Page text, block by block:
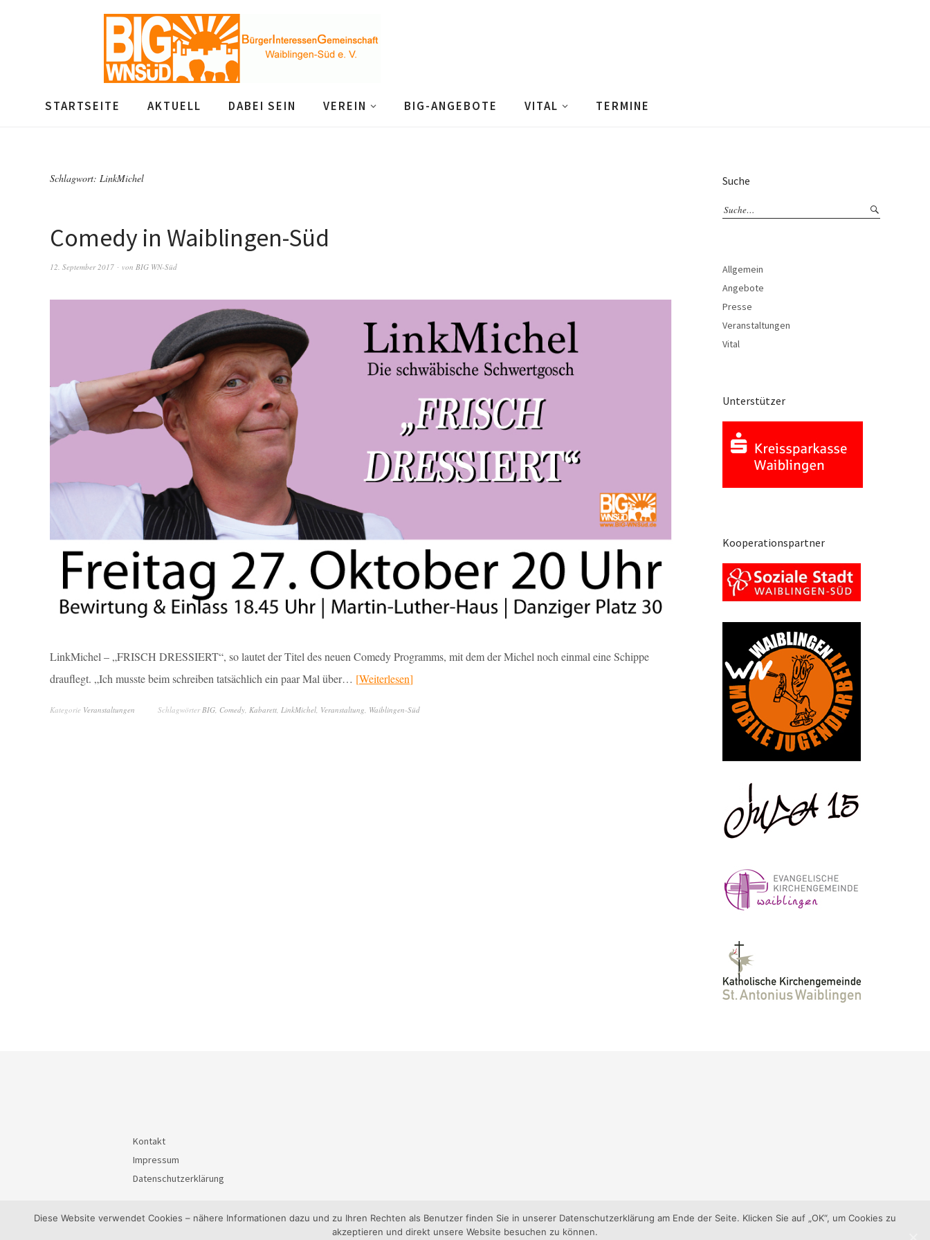
STARTSEITE AKTUELL DABEI SEIN VEREIN BIG-ANGEBOTE VITAL TERMINE
Schlagwort: LinkMichel
Comedy in Waiblingen-Süd
12. September 2017 von BIG WN-Süd
LinkMichel – „FRISCH DRESSIERT“, so lautet der Titel des neuen Comedy Programms, mit dem der Michel noch einmal eine Schippe
drauflegt. „Ich musste beim schreiben tatsächlich ein paar Mal über… Weiterlesen
Kategorie Veranstaltungen SchlagwörterBIG, Comedy, Kabarett, LinkMichel, Veranstaltung, Waiblingen-Süd
Suche
Allgemein
Angebote
Presse
Veranstaltungen
Vital
Unterstützer
Kooperationspartner
Kontakt
Impressum
Datenschutzerklärung
Diese Website verwendet Cookies – nähere Informationen dazu und zu Ihren Rechten als Benutzer finden Sie in unserer Datenschutzerklärung am Ende der Seite. Klicken Sie auf „OK“, um Cookies zu
akzeptieren und direkt unsere Website besuchen zu können.